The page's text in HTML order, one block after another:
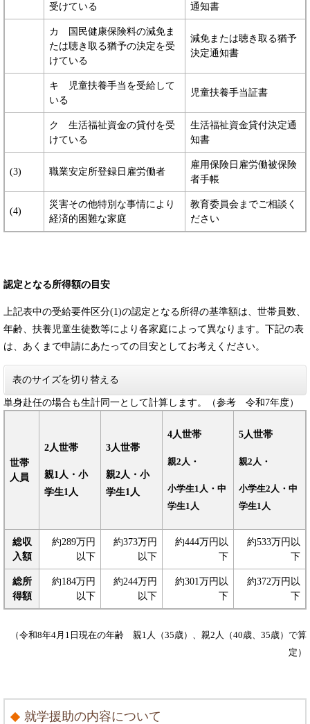
受けている
通知書
カ 国民健康保険料の減免ま
たは聴き取る猶予の決定を受
けている
減免または聴き取る猶予
決定通知書
キ 児童扶養手当を受給して
いる
児童扶養手当証書
ク 生活福祉資金の貸付を受
けている
生活福祉資金貸付決定通
知書
(3) 職業安定所登録日雇労働者
雇用保険日雇労働被保険
者手帳
(4)
災害その他特別な事情により
経済的困難な家庭
教育委員会までご相談く
ださい
認定となる所得額の目安
上記表中の受給要件区分(1)の認定となる所得の基準額は、世帯員数、
年齢、扶養児童生徒数等により各家庭によって異なります。下記の表
は、あくまで申請にあたっての目安としてお考えください。
表のサイズを切り替える
単身赴任の場合も生計同一として計算します。（参考 令和7年度）
世帯
人員
2人世帯
親1人・小
学生1人
3人世帯
親2人・小
学生1人
4人世帯
親2人・
小学生1人・中
学生1人
5人世帯
親2人・
小学生2人・中
学生1人
総収
入額
約289万円
以下
約373万円
以下
約444万円以
下
約533万円以
下
総所
得額
約184万円
以下
約244万円
以下
約301万円以
下
約372万円以
下
（令和8年4月1日現在の年齢 親1人（35歳）、親2人（40歳、35歳）で算
定）
就学援助の内容について